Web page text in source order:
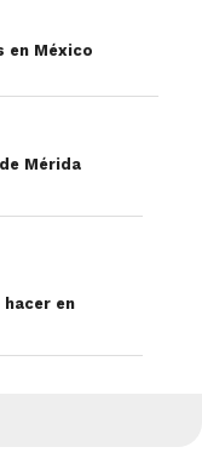
en México
Mérida
en